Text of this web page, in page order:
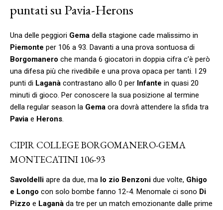
puntati su Pavia-Herons
Una delle peggiori Gema della stagione cade malissimo in
Piemonte per 106 a 93. Davanti a una prova sontuosa di
Borgomanero che manda 6 giocatori in doppia cifra c’è però
una difesa più che rivedibile e una prova opaca per tanti. I 29
punti di Laganà contrastano allo 0 per Infante in quasi 20
minuti di gioco. Per conoscere la sua posizione al termine
della regular season la Gema ora dovrà attendere la sfida tra
Pavia e Herons.
CIPIR COLLEGE BORGOMANERO-GEMA
MONTECATINI 106-93
Savoldelli apre da due, ma lo zio Benzoni due volte, Ghigo
e Longo con solo bombe fanno 12-4. Menomale ci sono Di
Pizzo e Laganà da tre per un match emozionante dalle prime